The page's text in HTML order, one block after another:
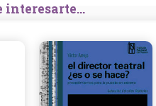
interesarte...